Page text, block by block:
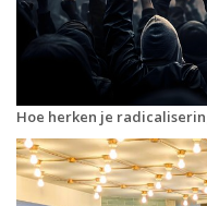
Hoe herken je